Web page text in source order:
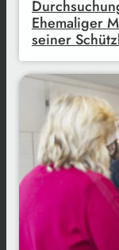
Ehemaliger
seiner